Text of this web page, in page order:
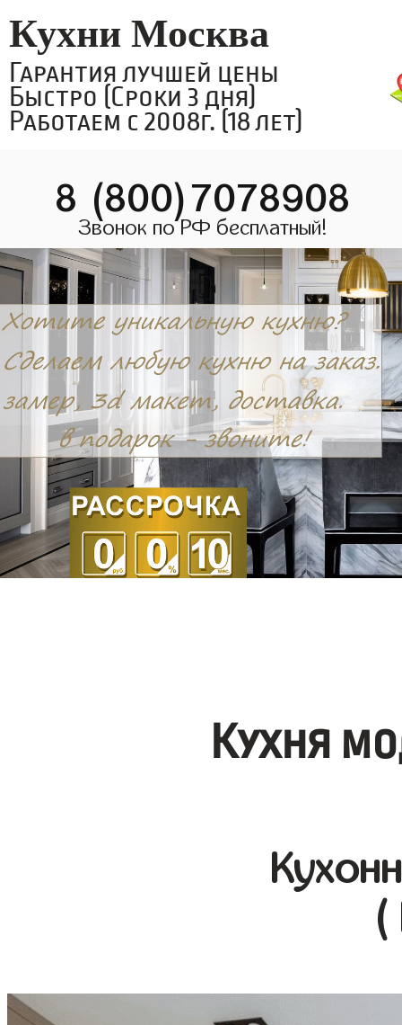
Кухни Москва
Гарантия лучшей цены
Быстро (Сроки 3 дня)
Работаем с 2008г. (18 лет)
8 (800)7078908
Звонок по РФ бесплатный!
Кухня
(